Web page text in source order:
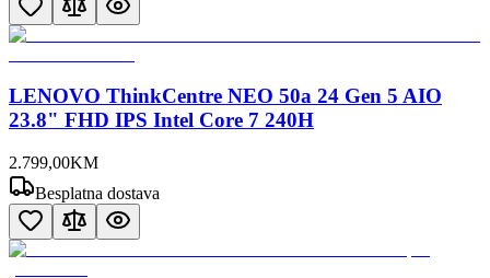
LENOVO ThinkCentre NEO 50a 24 Gen 5 AIO
23.8" FHD IPS Intel Core 7 240H
2.799,00KM
Besplatna dostava